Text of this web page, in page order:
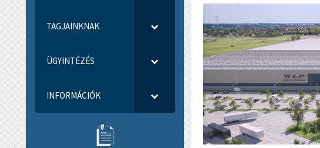
TAGJAINKNAK
ÜGYINTÉZÉS
INFORMÁCIÓK